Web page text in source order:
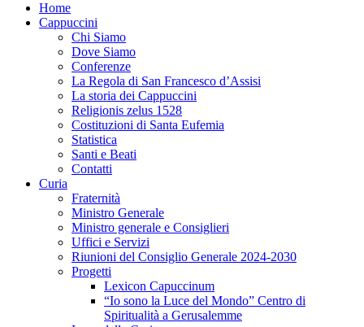
Home
Cappuccini
Chi Siamo
Dove Siamo
Conferenze
La Regola di San Francesco d’Assisi
La storia dei Cappuccini
Religionis zelus 1528
Costituzioni di Santa Eufemia
Statistica
Santi e Beati
Contatti
Curia
Fraternità
Ministro Generale
Ministro generale e Consiglieri
Uffici e Servizi
Riunioni del Consiglio Generale 2024-2030
Progetti
Lexicon Capuccinum
“Io sono la Luce del Mondo” Centro di
Spiritualità a Gerusalemme